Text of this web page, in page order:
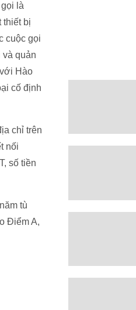
là
thiết bị
cuộc gọi
quản
Hào
cố định
chỉ trên
nối
số tiền
tù
Điểm A,